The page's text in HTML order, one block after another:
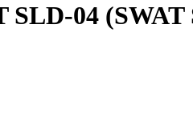
SLD-04 (SWAT